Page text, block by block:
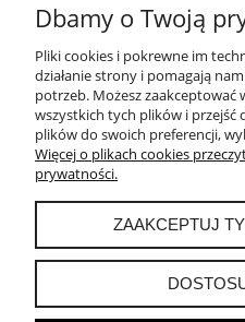
MOJE
Dbamy o Twoją
Pliki cookies i pokrewne im
działanie strony i pomagają
potrzeb. Możesz zaakceptować
wszystkich tych plików i przejść
plików do swoich preferencji,
Więcej o plikach cookies
prywatności.
ZAAKCEPTUJ